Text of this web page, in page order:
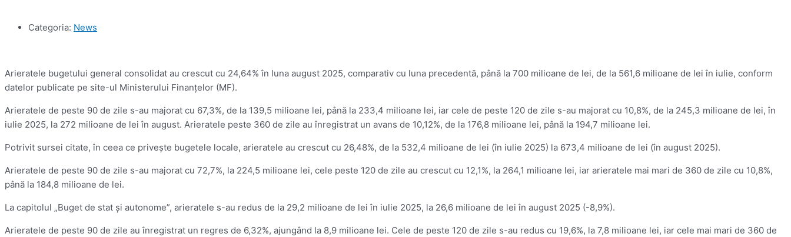
Categoria: News
Arieratele bugetului general consolidat au crescut cu 24,64% în luna august 2025, comparativ cu luna precedentă, până la 700 milioane de lei, de la 561,6 milioane de lei în iulie, conform
datelor publicate pe site-ul Ministerului Finanţelor (MF).
Arieratele de peste 90 de zile s-au majorat cu 67,3%, de la 139,5 milioane lei, până la 233,4 milioane lei, iar cele de peste 120 de zile s-au majorat cu 10,8%, de la 245,3 milioane de lei, în
iulie 2025, la 272 milioane de lei în august. Arieratele peste 360 de zile au înregistrat un avans de 10,12%, de la 176,8 milioane lei, până la 194,7 milioane lei.
Potrivit sursei citate, în ceea ce priveşte bugetele locale, arieratele au crescut cu 26,48%, de la 532,4 milioane de lei (în iulie 2025) la 673,4 milioane de lei (în august 2025).
Arieratele de peste 90 de zile s-au majorat cu 72,7%, la 224,5 milioane lei, cele peste 120 de zile au crescut cu 12,1%, la 264,1 milioane lei, iar arieratele mai mari de 360 de zile cu 10,8%,
până la 184,8 milioane de lei.
La capitolul „Buget de stat şi autonome”, arieratele s-au redus de la 29,2 milioane de lei în iulie 2025, la 26,6 milioane de lei în august 2025 (-8,9%).
Arieratele de peste 90 de zile au înregistrat un regres de 6,32%, ajungând la 8,9 milioane lei. Cele de peste 120 de zile s-au redus cu 19,6%, la 7,8 milioane lei, iar cele mai mari de 360 de